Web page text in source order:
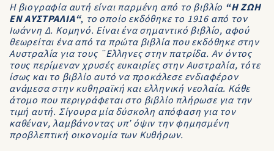
Η βιογραφία αυτή είναι παρμένη από το βιβλίο “Η ΖΩΗ
ΕΝ ΑΥΣΤΡΑΛΙΑ“, το οποίο εκδόθηκε το 1916 από τον
Ιωάννη Δ. Κομηνό. Είναι ένα σημαντικό βιβλίο, αφού
θεωρείται ένα από τα πρώτα βιβλία που εκδόθηκε στην
Αυστραλία για τους ¨Ελληνες στην πατρίδα. Αν όντος
τους περίμεναν χρυσές ευκαιρίες στην Αυστραλία, τότε
ίσως και το βιβλίο αυτό να προκάλεσε ενδιαφέρον
ανάμεσα στην κυθηραϊκή και ελληνική νεολαία. Κάθε
άτομο που περιγράφεται στο βιβλίο πλήρωσε για την
τιμή αυτή. Σίγουρα μία δύσκολη απόφαση για τον
καθέναν, λαμβάνοντας υπ’ όψιν την φημησμένη
προβλεπτική οικονομία των Κυθήρων.